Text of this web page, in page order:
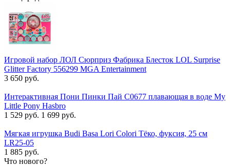
Игровой набор ЛОЛ Сюрприз Фабрика Блесток LOL Surprise
Glitter Factory 556299 MGA Entertainment
3 650 руб.
Интерактивная Пони Пинки Пай C0677 плавающая в воде My
Little Pony Hasbro
1 529 руб. 1 699 руб.
Мягкая игрушка Budi Basa Lori Colori Тёко, фуксия, 25 см
LR25-05
1 885 руб.
Что нового?